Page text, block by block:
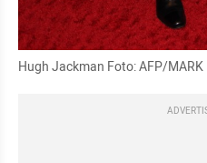
Hugh Jackman Foto: AFP/MARK